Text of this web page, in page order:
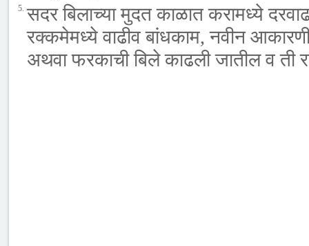
5. सदर बिलाच्या मुदत काळात करामध्ये
रक्कमेमध्ये वाढीव बांधकाम, नवीन
अथवा फरकाची बिले काढली जातील व